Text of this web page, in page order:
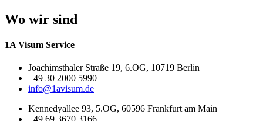
Wo wir sind
1A Visum Service
Joachimsthaler Straße 19, 6.OG, 10719 Berlin
+49 30 2000 5990
info@1avisum.de
Kennedyallee 93, 5.OG, 60596 Frankfurt am Main